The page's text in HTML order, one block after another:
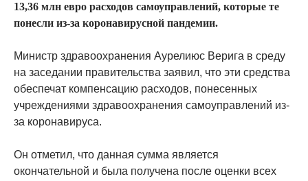
13,36 млн евро расходов самоуправлений, которые те
понесли из-за коронавирусной пандемии.
Министр здравоохранения Аурелиюс Верига в среду
на заседании правительства заявил, что эти средства
обеспечат компенсацию расходов, понесенных
учреждениями здравоохранения самоуправлений из-
за коронавируса.
Он отметил, что данная сумма является
окончательной и была получена после оценки всех